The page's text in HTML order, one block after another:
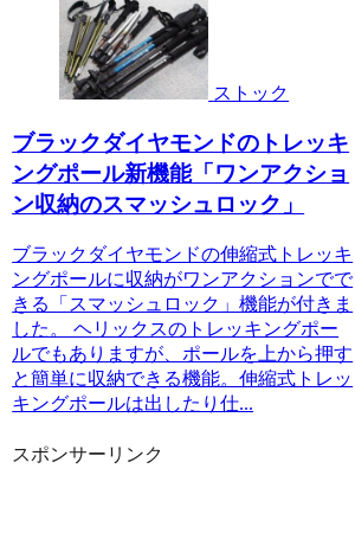
ストック
ブラックダイヤモンドのトレッキ
ングポール新機能「ワンアクショ
ン収納のスマッシュロック」
ブラックダイヤモンドの伸縮式トレッキ
ングポールに収納がワンアクションでで
きる「スマッシュロック」機能が付きま
した。 ヘリックスのトレッキングポー
ルでもありますが、ポールを上から押す
と簡単に収納できる機能。伸縮式トレッ
キングポールは出したり仕...
スポンサーリンク